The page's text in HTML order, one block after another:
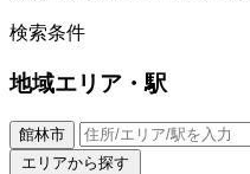
検索条件
地域エリア・駅
館林市
エリアから探す